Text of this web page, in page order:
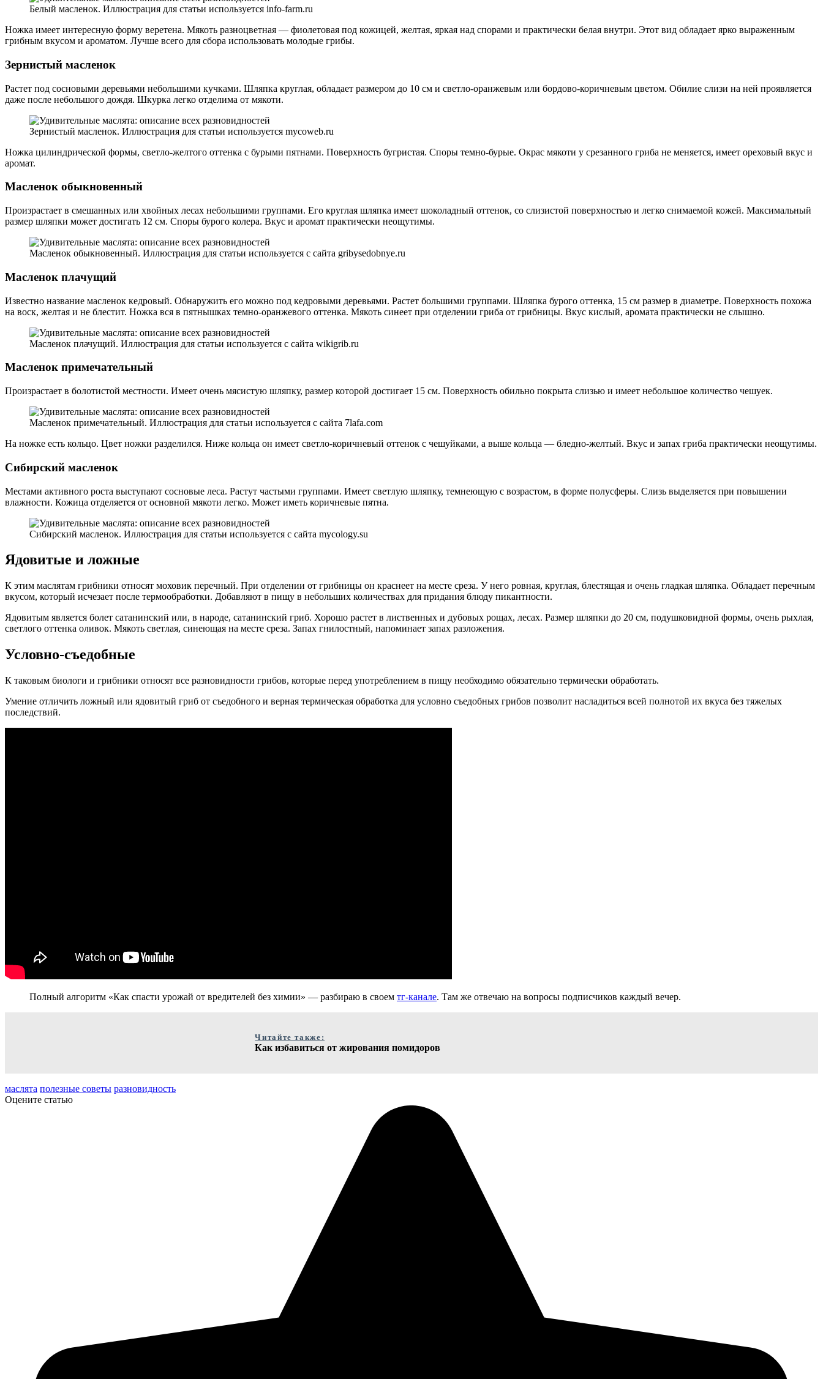
Белый масленок. Иллюстрация для статьи используется info-farm.ru
Ножка имеет интересную форму веретена. Мякоть разноцветная — фиолетовая под кожицей, желтая, яркая над спорами и практически белая внутри. Этот вид обладает ярко выраженным
грибным вкусом и ароматом. Лучше всего для сбора использовать молодые грибы.
Зернистый масленок
Растет под сосновыми деревьями небольшими кучками. Шляпка круглая, обладает размером до 10 см и светло-оранжевым или бордово-коричневым цветом. Обилие слизи на ней проявляется
даже после небольшого дождя. Шкурка легко отделима от мякоти.
Зернистый масленок. Иллюстрация для статьи используется mycoweb.ru
Ножка цилиндрической формы, светло-желтого оттенка с бурыми пятнами. Поверхность бугристая. Споры темно-бурые. Окрас мякоти у срезанного гриба не меняется, имеет ореховый вкус и
аромат.
Масленок обыкновенный
Произрастает в смешанных или хвойных лесах небольшими группами. Его круглая шляпка имеет шоколадный оттенок, со слизистой поверхностью и легко снимаемой кожей. Максимальный
размер шляпки может достигать 12 см. Споры бурого колера. Вкус и аромат практически неощутимы.
Масленок обыкновенный. Иллюстрация для статьи используется с сайта gribysedobnye.ru
Масленок плачущий
Известно название масленок кедровый. Обнаружить его можно под кедровыми деревьями. Растет большими группами. Шляпка бурого оттенка, 15 см размер в диаметре. Поверхность похожа
на воск, желтая и не блестит. Ножка вся в пятнышках темно-оранжевого оттенка. Мякоть синеет при отделении гриба от грибницы. Вкус кислый, аромата практически не слышно.
Масленок плачущий. Иллюстрация для статьи используется с сайта wikigrib.ru
Масленок примечательный
Произрастает в болотистой местности. Имеет очень мясистую шляпку, размер которой достигает 15 см. Поверхность обильно покрыта слизью и имеет небольшое количество чешуек.
Масленок примечательный. Иллюстрация для статьи используется с сайта 7lafa.com
На ножке есть кольцо. Цвет ножки разделился. Ниже кольца он имеет светло-коричневый оттенок с чешуйками, а выше кольца — бледно-желтый. Вкус и запах гриба практически неощутимы.
Сибирский масленок
Местами активного роста выступают сосновые леса. Растут частыми группами. Имеет светлую шляпку, темнеющую с возрастом, в форме полусферы. Слизь выделяется при повышении
влажности. Кожица отделяется от основной мякоти легко. Может иметь коричневые пятна.
Сибирский масленок. Иллюстрация для статьи используется с сайта mycology.su
Ядовитые и ложные
К этим маслятам грибники относят моховик перечный. При отделении от грибницы он краснеет на месте среза. У него ровная, круглая, блестящая и очень гладкая шляпка. Обладает перечным
вкусом, который исчезает после термообработки. Добавляют в пищу в небольших количествах для придания блюду пикантности.
Ядовитым является болет сатанинский или, в народе, сатанинский гриб. Хорошо растет в лиственных и дубовых рощах, лесах. Размер шляпки до 20 см, подушковидной формы, очень рыхлая,
светлого оттенка оливок. Мякоть светлая, синеющая на месте среза. Запах гнилостный, напоминает запах разложения.
Условно-съедобные
К таковым биологи и грибники относят все разновидности грибов, которые перед употреблением в пищу необходимо обязательно термически обработать.
Умение отличить ложный или ядовитый гриб от съедобного и верная термическая обработка для условно съедобных грибов позволит насладиться всей полнотой их вкуса без тяжелых
последствий.
Полный алгоритм «Как спасти урожай от вредителей без химии» — разбираю в своем тг-канале. Там же отвечаю на вопросы подписчиков каждый вечер.
Читайте также:
Как избавиться от жирования помидоров
маслята полезные советы разновидность
Оцените статью